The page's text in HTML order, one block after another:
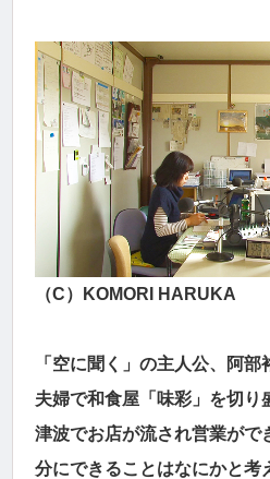
（C）KOMORI HARUKA
「空に聞く」の主人公、阿
夫婦で和食屋「味彩」を切り
津波でお店が流され営業がで
分にできることはなにかと考